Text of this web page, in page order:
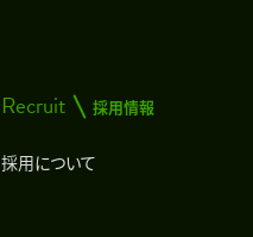
Recruit 採用情報
採用について